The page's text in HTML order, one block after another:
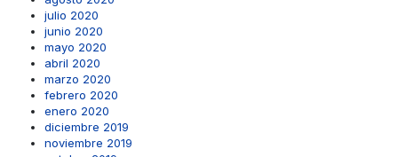
julio 2020
junio 2020
mayo 2020
abril 2020
marzo 2020
febrero 2020
enero 2020
diciembre 2019
noviembre 2019